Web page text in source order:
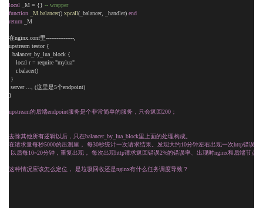
local _M = {} -- wrapper
function
_M.balancer() xpcall(_balancer, _handler) end
return _M
在nginx.conf里----------------,
upstream testor {
  balancer_by_lua_block {
    local r = require "mylua"
    r.balacer()
}
server ..., (这里是5个endpoint)
}
upstream的后端endpoint服务是个非常简单的服务，只会返回200；
去除其他所有逻辑以后，只在balancer_by_lua_block里上面的处理构成。
在请求量每秒5000的压测里， 每30秒统计一次请求结果。发现大约10分钟左右出现一次http错误，
以后每10~20分钟，重复出现， 每次出现http请求返回错误2%的错误率、出现时nginx和后端节点
这种情况应该怎么定位， 是垃圾回收还是nginx有什么任务调度导致？